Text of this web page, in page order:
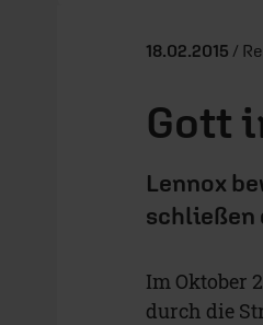
18.02.2015 /
Gott
Lennox
schließen
Im Oktober
durch die